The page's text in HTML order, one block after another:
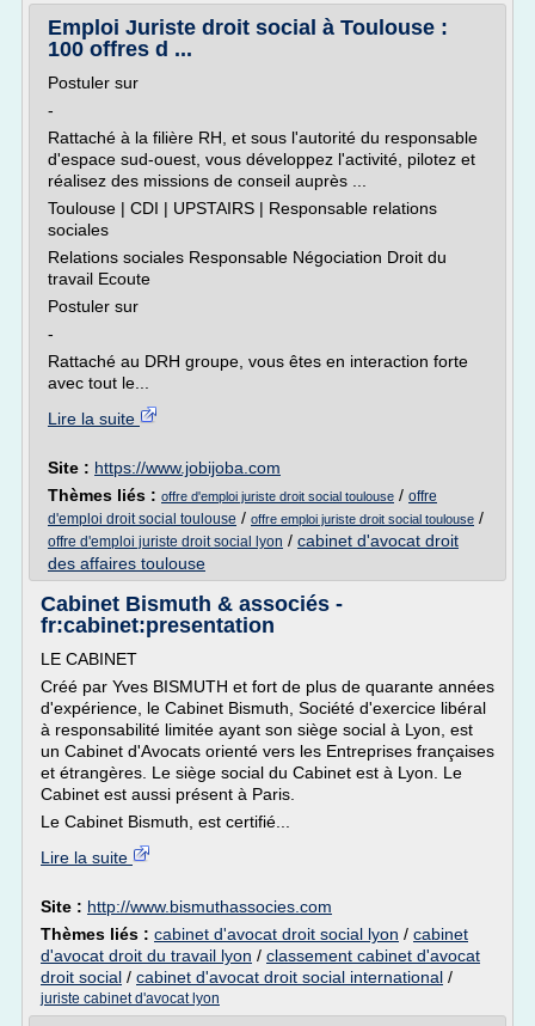
Emploi Juriste droit social à Toulouse :
100 offres d ...
Postuler sur
-
Rattaché à la filière RH, et sous l'autorité du responsable
d'espace sud-ouest, vous développez l'activité, pilotez et
réalisez des missions de conseil auprès ...
Toulouse | CDI | UPSTAIRS | Responsable relations
sociales
Relations sociales Responsable Négociation Droit du
travail Ecoute
Postuler sur
-
Rattaché au DRH groupe, vous êtes en interaction forte
avec tout le...
Lire la suite
Site : https://www.jobijoba.com
Thèmes liés : offre d'emploi juriste droit social toulouse / offre
d'emploi droit social toulouse / offre emploi juriste droit social toulouse /
offre d'emploi juriste droit social lyon / cabinet d'avocat droit
des affaires toulouse
Cabinet Bismuth & associés -
fr:cabinet:presentation
LE CABINET
Créé par Yves BISMUTH et fort de plus de quarante années
d'expérience, le Cabinet Bismuth, Société d'exercice libéral
à responsabilité limitée ayant son siège social à Lyon, est
un Cabinet d'Avocats orienté vers les Entreprises françaises
et étrangères. Le siège social du Cabinet est à Lyon. Le
Cabinet est aussi présent à Paris.
Le Cabinet Bismuth, est certifié...
Lire la suite
Site : http://www.bismuthassocies.com
Thèmes liés : cabinet d'avocat droit social lyon / cabinet
d'avocat droit du travail lyon / classement cabinet d'avocat
droit social / cabinet d'avocat droit social international /
juriste cabinet d'avocat lyon